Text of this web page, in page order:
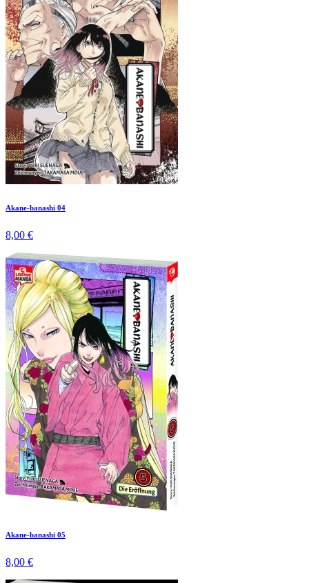
Akane-banashi 04
8,00 €
Akane-banashi 05
8,00 €